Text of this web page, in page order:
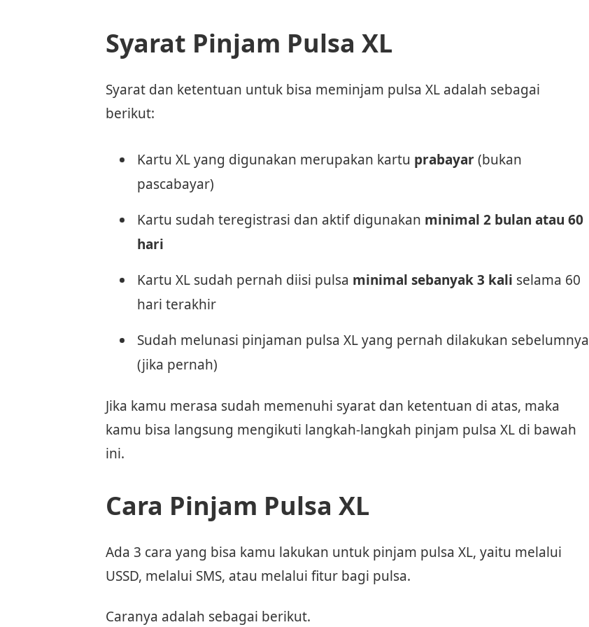
Syarat Pinjam Pulsa XL
Syarat dan ketentuan untuk bisa meminjam pulsa XL adalah sebagai
berikut:
Kartu XL yang digunakan merupakan kartu prabayar(bukan
pascabayar)
Kartu sudah teregistrasi dan aktif digunakan minimal 2 bulan atau 60
hari
Kartu XL sudah pernah diisi pulsa minimal sebanyak 3 kali selama 60
hari terakhir
Sudah melunasi pinjaman pulsa XL yang pernah dilakukan sebelumnya
(jika pernah)
Jika kamu merasa sudah memenuhi syarat dan ketentuan di atas, maka
kamu bisa langsung mengikuti langkah-langkah pinjam pulsa XL di bawah
ini.
Cara Pinjam Pulsa XL
Ada 3 cara yang bisa kamu lakukan untuk pinjam pulsa XL, yaitu melalui
USSD, melalui SMS, atau melalui fitur bagi pulsa.
Caranya adalah sebagai berikut.